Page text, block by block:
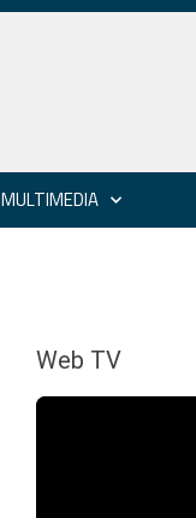
MULTIMEDIA
Web TV